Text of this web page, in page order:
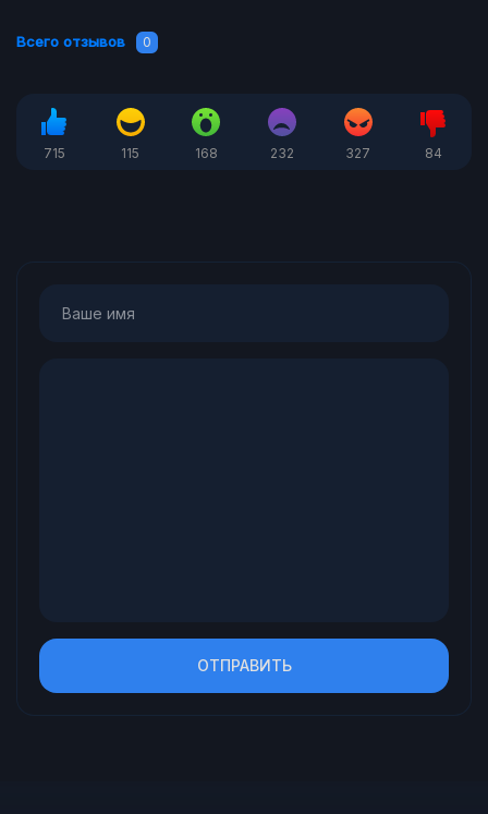
Всего отзывов 0
715 115 168 232 327 84
ОТПРАВИТЬ